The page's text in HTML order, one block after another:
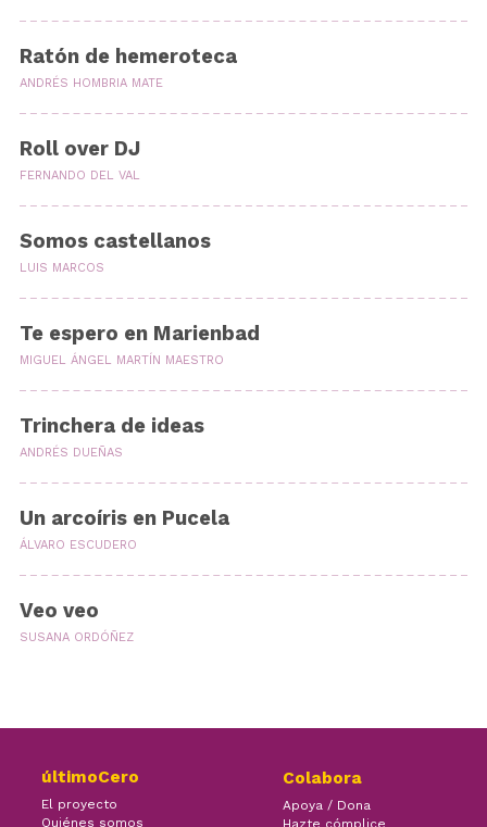
Ratón de hemeroteca
ANDRÉS HOMBRIA MATE
Roll over DJ
FERNANDO DEL VAL
Somos castellanos
LUIS MARCOS
Te espero en Marienbad
MIGUEL ÁNGEL MARTÍN MAESTRO
Trinchera de ideas
ANDRÉS DUEÑAS
Un arcoíris en Pucela
ÁLVARO ESCUDERO
Veo veo
SUSANA ORDÓÑEZ
últimoCero
El proyecto
Quiénes somos
Colabora
Apoya / Dona
Hazte cómplice